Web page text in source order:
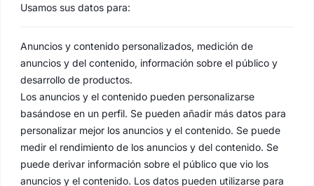
Usamos sus datos para:
Anuncios y contenido personalizados, medición de
anuncios y del contenido, información sobre el público y
desarrollo de productos.
Los anuncios y el contenido pueden personalizarse
basándose en un perfil. Se pueden añadir más datos para
personalizar mejor los anuncios y el contenido. Se puede
medir el rendimiento de los anuncios y del contenido. Se
puede derivar información sobre el público que vio los
anuncios y el contenido. Los datos pueden utilizarse para